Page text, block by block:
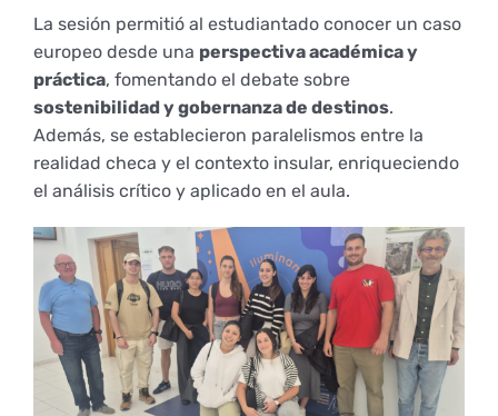
La sesión permitió al estudiantado conocer un caso
europeo desde una perspectiva académica y
práctica, fomentando el debate sobre
sostenibilidad y gobernanza de destinos.
Además, se establecieron paralelismos entre la
realidad checa y el contexto insular, enriqueciendo
el análisis crítico y aplicado en el aula.